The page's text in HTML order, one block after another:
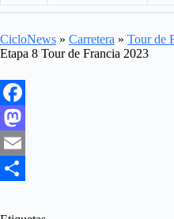
CicloNews » Carretera » Tour de
Etapa 8 Tour de Francia 2023
F
a
c
M
aE